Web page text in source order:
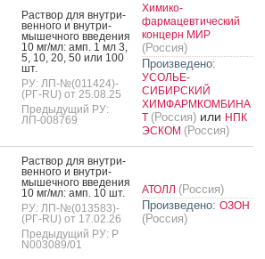
Рас­твор для внут­ри­
вен­но­го и внут­ри­
мышеч­но­го вве­дения
10 мг/мл: амп. 1 мл 3,
5, 10, 20, 50 или 100
шт.
РУ: ЛП-№(011424)-
(РГ-RU) от 25.08.25
Предыдущий РУ:
ЛП-008769
Химико-
фармацевтический
концерн МИР
(Россия)
Произведено:
УСОЛЬЕ-
СИБИРСКИЙ
ХИМФАРМКОМБИНА
Т (Россия) или НПК
ЭСКОМ (Россия)
Рас­твор для внут­ри­
вен­но­го и внут­ри­
мышеч­но­го вве­дения
10 мг/мл: амп. 10 шт.
РУ: ЛП-№(013583)-
(РГ-RU) от 17.02.26
Предыдущий РУ: Р
N003089/01
АТОЛЛ (Россия)
Произведено: ОЗОН
(Россия)